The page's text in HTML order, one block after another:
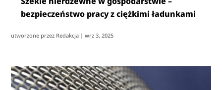
bezpieczeństwo pracy z ciężkimi ładunkami
utworzone przez Redakcja |wrz 3, 2025